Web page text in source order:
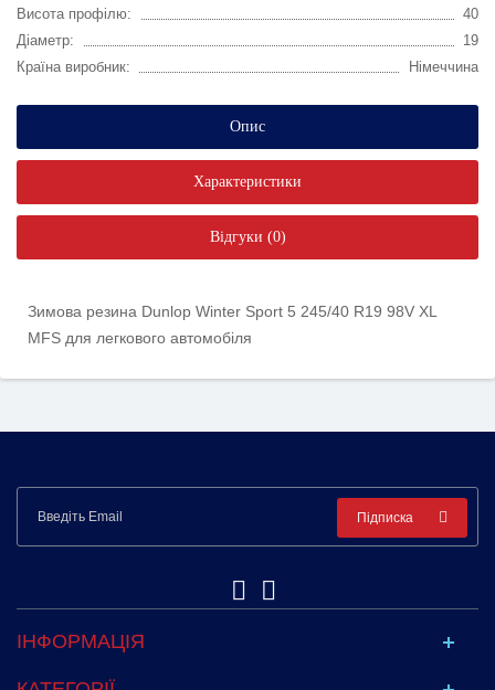
Висота профілю:
40
Діаметр:
19
Країна виробник:
Німеччина
Опис
Характеристики
Відгуки (0)
Зимова резина Dunlop Winter Sport 5 245/40 R19 98V XL
MFS для легкового автомобіля
Підписка
ІНФОРМАЦІЯ